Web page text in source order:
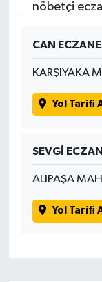
nöbetçi
CAN
KARŞIYAKA
Yol Tarifi
SEVGİ
ALİPAŞA
Yol Tarifi